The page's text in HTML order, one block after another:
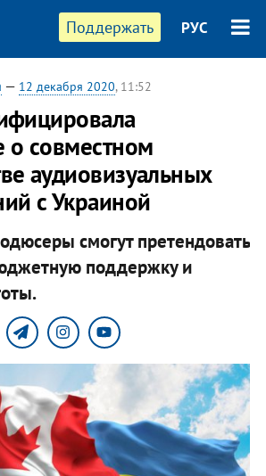
Поддержать РУС
— 12 декабря 2020, 11:52
о совместном
аудиовизуальных
с Украиной
смогут претендовать
поддержку и